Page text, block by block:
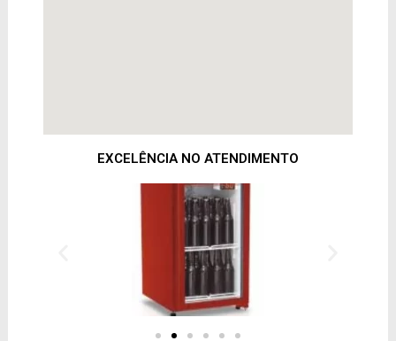
EXCELÊNCIA NO ATENDIMENTO